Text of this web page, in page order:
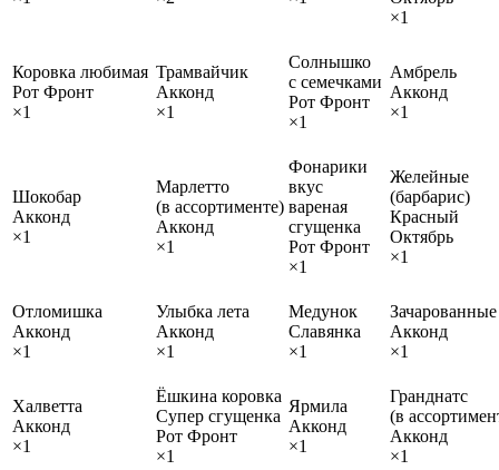
×1
Коровка любимая
Рот Фронт
×1
Трамвайчик
Акконд
×1
Солнышко
с семечками
Рот Фронт
×1
Амбрель
Акконд
×1
Шокобар
Акконд
×1
Марлетто
(в ассортименте)
Акконд
×1
Фонарики
вкус
вареная
сгущенка
Рот Фронт
×1
Желейные
(барбарис)
Красный
Октябрь
×1
Отломишка
Акконд
×1
Улыбка лета
Акконд
×1
Медунок
Славянка
×1
Зачарованные
Акконд
×1
Халветта
Акконд
×1
Ёшкина коровка
Супер сгущенка
Рот Фронт
×1
Ярмила
Акконд
×1
Гранднатс
(в
Акконд
×1